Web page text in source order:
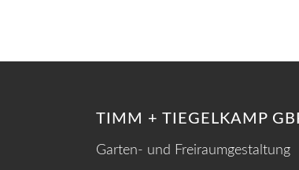
TIMM + TIEGELKAMP
Garten- und Freiraumgestaltung